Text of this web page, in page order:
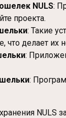
NULS:
проекта.
: Такие
что делает их
:
:
NULS